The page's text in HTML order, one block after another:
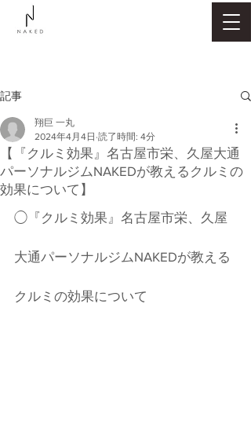
記事
【『クルミ効果』名古屋市栄、久屋大通
パーソナルジムNAKEDが教えるクルミの
効果について】
翔巨 一丸
2024年4月4日 読了時間: 4分
◯『クルミ効果』名古屋市栄、久屋
大通パーソナルジムNAKEDが教える
クルミの効果について